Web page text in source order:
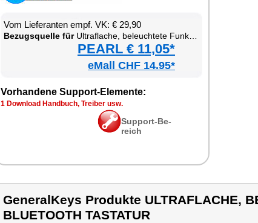
Vom Lie­fe­ran­ten empf. VK: € 29,90
Be­zugs­quel­le fürUl­traf­la­che, be­leuch­te­te Funk- & Blue­tooth Tas­ta­tur
PEARL € 11,05*
eMall CHF 14.95*
Vor­han­de­ne Sup­port-Ele­men­te:
1 Down­load Hand­buch, Trei­ber usw.
Sup­port-Be­
reich
GeneralKeys Produkte ULTRAFLACHE,
BLUETOOTH TASTATUR